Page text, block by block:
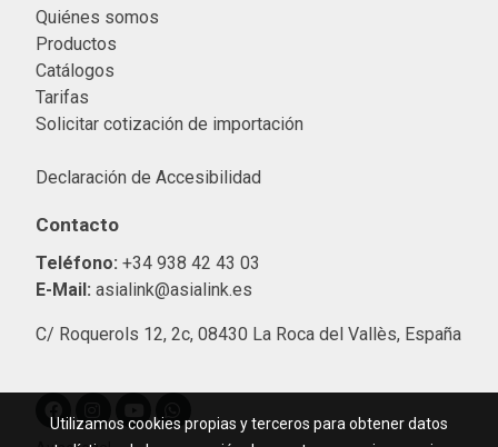
Quiénes somos
Productos
Catálogos
Tarifas
Solicitar cotización de importación
Declaración de Accesibilidad
Contacto
Teléfono: +34 938 42 43 03
E-Mail: asialink@asialink.es
C/ Roquerols 12, 2c, 08430 La Roca del Vallès, España
Utilizamos cookies propias y terceros para obtener datos